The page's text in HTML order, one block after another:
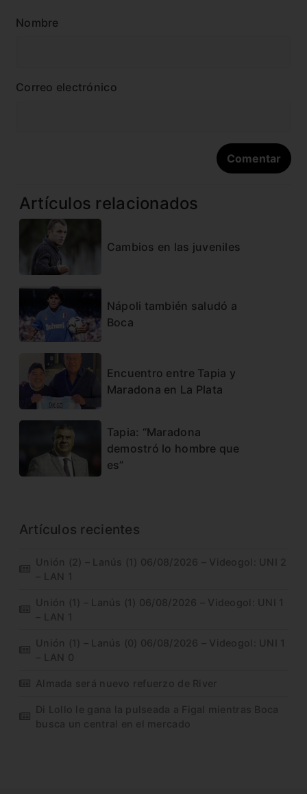
Nombre
Correo electrónico
Artículos relacionados
Cambios en las juveniles
Nápoli también saludó a
Boca
Encuentro entre Tapia y
Maradona en La Plata
Tapia: “Maradona
demostró lo hombre que
es”
Artículos recientes
Unión (2) – Lanús (1) 06/08/2026 – Videogol: UNI 2
– LAN 1
Unión (1) – Lanús (1) 06/08/2026 – Videogol: UNI 1
– LAN 1
Unión (1) – Lanús (0) 06/08/2026 – Videogol: UNI 1
– LAN 0
Almada será nuevo refuerzo de River
Di Lollo le gana la pulseada a Figal mientras Boca
busca un central en el mercado